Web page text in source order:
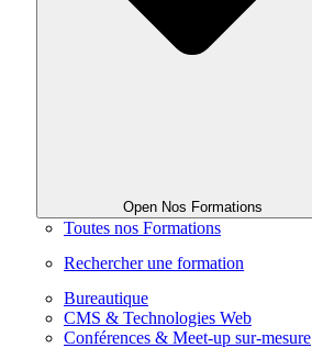
Open Nos Formations
Toutes nos Formations
Rechercher une formation
Bureautique
CMS & Technologies Web
Conférences & Meet-up sur-mesure